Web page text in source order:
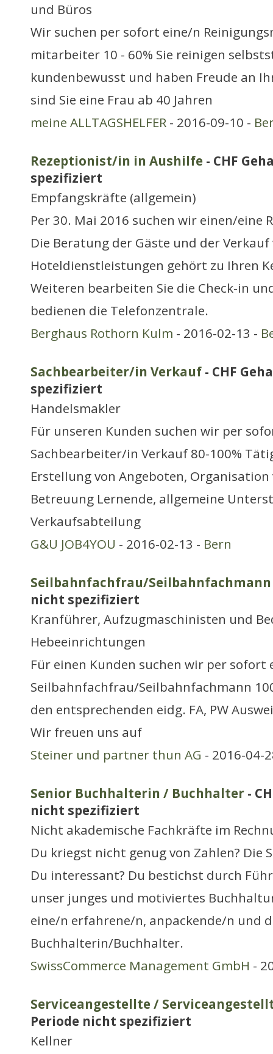
und Büros
Wir suchen per sofort eine/n
mitarbeiter 10 - 60% Sie reinigen
kundenbewusst und haben Freude an
sind Sie eine Frau ab 40 Jahren
meine ALLTAGSHELFER - 2016-09-10 -
Rezeptionist/in in Aushilfe - CHF
spezifiziert
Empfangskräfte (allgemein)
Per 30. Mai 2016 suchen wir einen/eine
Die Beratung der Gäste und der Verkauf
Hoteldienstleistungen gehört zu Ihren
Weiteren bearbeiten Sie die Check-in
bedienen die Telefonzentrale.
Berghaus Rothorn Kulm - 2016-02-13 -
Sachbearbeiter/in Verkauf - CHF
spezifiziert
Handelsmakler
Für unseren Kunden suchen wir per
Sachbearbeiter/in Verkauf 80-100%
Erstellung von Angeboten, Organisation
Betreuung Lernende, allgemeine
Verkaufsabteilung
G&U JOB4YOU - 2016-02-13 - Bern
Seilbahnfachfrau/Seilbahnfachmann
nicht spezifiziert
Kranführer, Aufzugmaschinisten und
Hebeeinrichtungen
Für einen Kunden suchen wir per sofort
Seilbahnfachfrau/Seilbahnfachmann
den entsprechenden eidg. FA, PW
Wir freuen uns auf
Steiner und partner thun AG - 2016-04-
Senior Buchhalterin / Buchhalter -
nicht spezifiziert
Nicht akademische Fachkräfte im
Du kriegst nicht genug von Zahlen?
Du interessant? Du bestichst durch
unser junges und motiviertes
eine/n erfahrene/n, anpackende/n und
Buchhalterin/Buchhalter.
SwissCommerce Management GmbH -
Serviceangestellte /
Periode nicht spezifiziert
Kellner